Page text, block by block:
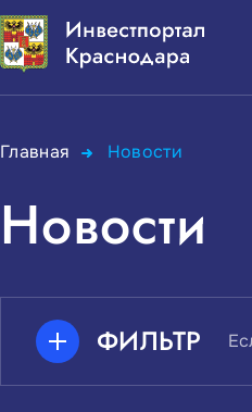
Главная Новости
Новости
ФИЛЬТР